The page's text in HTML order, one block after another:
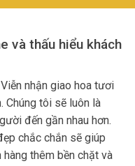
và thấu hiểu khách
nhận giao hoa tươi
Chúng tôi sẽ luôn là
đến gần nhau hơn.
chắc chắn sẽ giúp
thêm bền chặt và